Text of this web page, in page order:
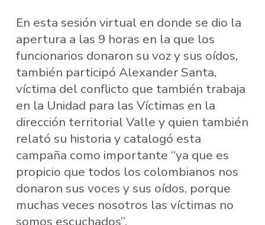
En esta sesión virtual en donde se dio la
apertura a las 9 horas en la que los
funcionarios donaron su voz y sus oídos,
también participó Alexander Santa,
víctima del conflicto que también trabaja
en la Unidad para las Víctimas en la
dirección territorial Valle y quien también
relató su historia y catalogó esta
campaña como importante “ya que es
propicio que todos los colombianos nos
donaron sus voces y sus oídos, porque
muchas veces nosotros las víctimas no
somos escuchados”.